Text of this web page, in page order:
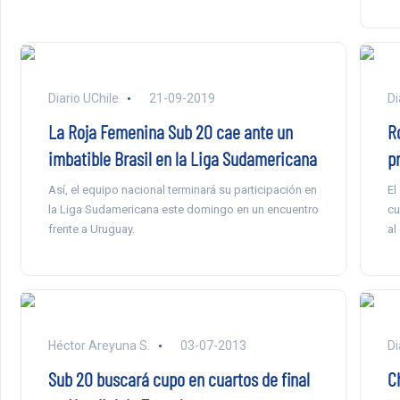
Diario UChile 21-09-2019
La Roja Femenina Sub 20 cae ante un
imbatible Brasil en la Liga Sudamericana
Así, el equipo nacional terminará su participación en
la Liga Sudamericana este domingo en un encuentro
frente a Uruguay.
al
Héctor Areyuna S. 03-07-2013
Sub 20 buscará cupo en cuartos de final